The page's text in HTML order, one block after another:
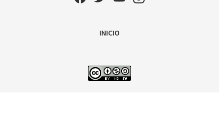
INICIO